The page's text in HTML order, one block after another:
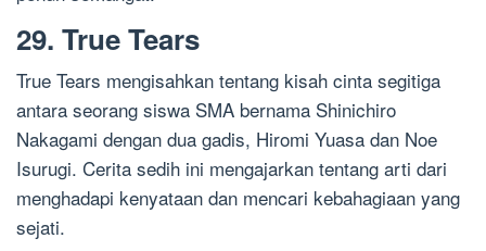
29. True Tears
True Tears mengisahkan tentang kisah cinta segitiga
antara seorang siswa SMA bernama Shinichiro
Nakagami dengan dua gadis, Hiromi Yuasa dan Noe
Isurugi. Cerita sedih ini mengajarkan tentang arti dari
menghadapi kenyataan dan mencari kebahagiaan yang
sejati.